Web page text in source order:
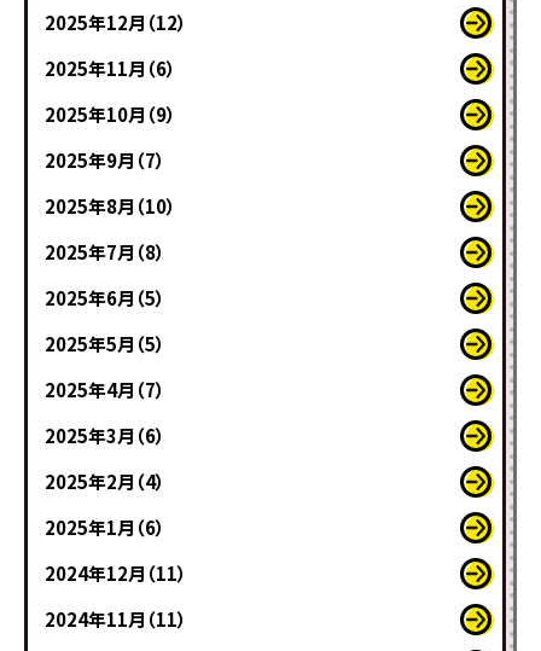
2025年12月（12）
2025年11月（6）
2025年10月（9）
2025年9月（7）
2025年8月（10）
2025年7月（8）
2025年6月（5）
2025年5月（5）
2025年4月（7）
2025年3月（6）
2025年2月（4）
2025年1月（6）
2024年12月（11）
2024年11月（11）